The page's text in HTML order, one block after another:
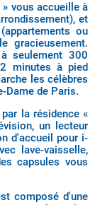
» vous accueille à
et
ou
gracieusement.
seulement 300
minutes à pied
les célèbres
Dame de Paris.
la résidence «
un lecteur
d'accueil pour i-
lave-vaisselle,
capsules vous
composé d'une